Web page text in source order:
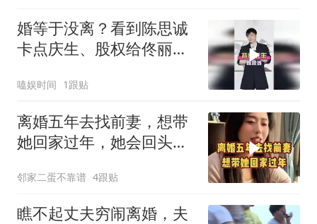
婚等于没离？看到陈思诚
卡点庆生、股权给佟丽
嗑娱时间 1跟贴
离婚五年去找前妻，想带
她回家过年，她会回头
邻家二蛋不靠谱 4跟贴
瞧不起丈夫穷闹离婚，夫